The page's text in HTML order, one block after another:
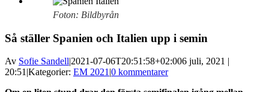
Foton: Bildbyrån
Så ställer Spanien och Italien upp i semin
Av Sofie Sandell|2021-07-06T20:51:58+02:006 juli, 2021 |
20:51|Kategorier: EM 2021|0 kommentarer